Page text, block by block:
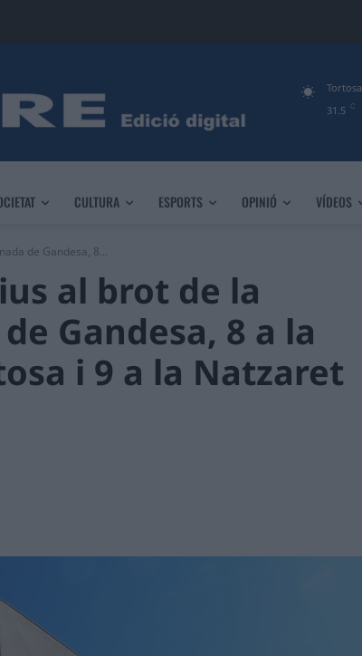
31.5 C
Tortosa
CULTURA ESPORTS OPINIÓ VÍDEOS
de Gandesa, 8...
al brot de la
Gandesa, 8 a la
i 9 a la Natzaret